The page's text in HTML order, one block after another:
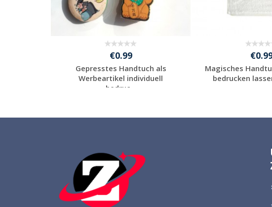
€0.99
Gepresstes Handtuch als
Werbeartikel individuell
bedruc...
anfragen
Magisches
bedrucken